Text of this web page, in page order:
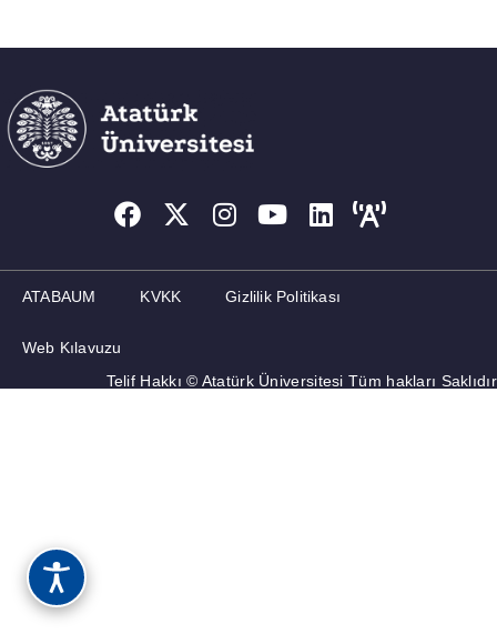
ECZACILIK FAKÜLTESI ANKETLERI
İLETIŞIM
ATABAUM KVKK Gizlilik Politikası
Web Kılavuzu
Telif Hakkı © Atatürk Üniversitesi Tüm hakları Saklıdır